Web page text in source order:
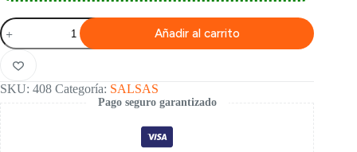
SALSA
ALI-
OLI
cantidad
Añadir al carrito
SKU: 408 Categoría: SALSAS
Pago seguro garantizado